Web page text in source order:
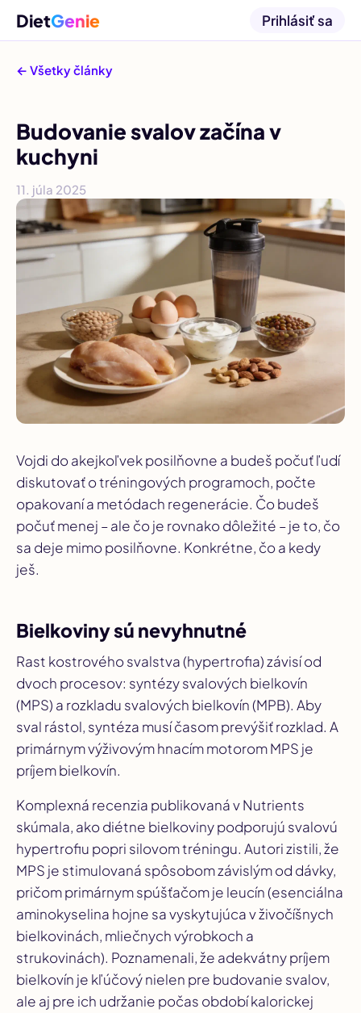
DietGenie Prihlásiť sa
← Všetky články
Budovanie svalov začína v
kuchyni
11. júla 2025
Vojdi do akejkoľvek posilňovne a budeš počuť ľudí
diskutovať o tréningových programoch, počte
opakovaní a metódach regenerácie. Čo budeš
počuť menej – ale čo je rovnako dôležité – je to, čo
sa deje mimo posilňovne. Konkrétne, čo a kedy
ješ.
Bielkoviny sú nevyhnutné
Rast kostrového svalstva (hypertrofia) závisí od
dvoch procesov: syntézy svalových bielkovín
(MPS) a rozkladu svalových bielkovín (MPB). Aby
sval rástol, syntéza musí časom prevýšiť rozklad. A
primárnym výživovým hnacím motorom MPS je
príjem bielkovín.
Komplexná recenzia publikovaná vNutrients
skúmala, ako diétne bielkoviny podporujú svalovú
hypertrofiu popri silovom tréningu. Autori zistili, že
MPS je stimulovaná spôsobom závislým od dávky,
pričom primárnym spúšťačom je leucín (esenciálna
aminokyselina hojne sa vyskytujúca v živočíšnych
bielkovinách, mliečnych výrobkoch a
strukovinách). Poznamenali, že adekvátny príjem
bielkovín je kľúčový nielen pre budovanie svalov,
ale aj pre ich udržanie počas období kalorickej